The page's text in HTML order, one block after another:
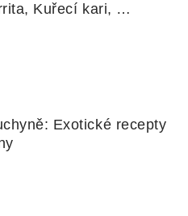
Kuřecí kari,
Exotické recepty